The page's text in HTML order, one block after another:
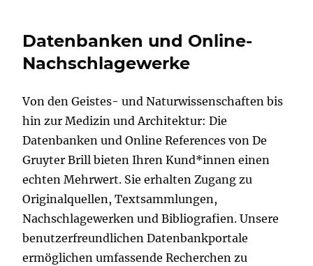
Datenbanken und Online-
Nachschlagewerke
Von den Geistes- und Naturwissenschaften bis
hin zur Medizin und Architektur: Die
Datenbanken und Online References von De
Gruyter Brill bieten Ihren Kund*innen einen
echten Mehrwert. Sie erhalten Zugang zu
Originalquellen, Textsammlungen,
Nachschlagewerken und Bibliografien. Unsere
benutzerfreundlichen Datenbankportale
ermöglichen umfassende Recherchen zu